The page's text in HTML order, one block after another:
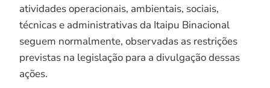
atividades operacionais, ambientais, sociais,
técnicas e administrativas da Itaipu Binacional
seguem normalmente, observadas as restrições
previstas na legislação para a divulgação dessas
ações.